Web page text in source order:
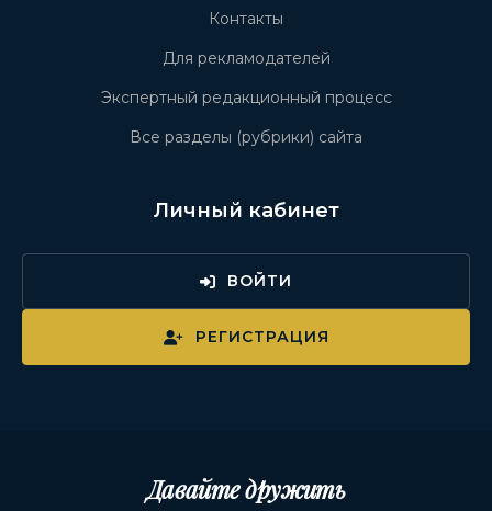
Контакты
Для рекламодателей
Экспертный редакционный процесс
Все разделы (рубрики) сайта
Личный кабинет
ВОЙТИ
РЕГИСТРАЦИЯ
Давайте дружить